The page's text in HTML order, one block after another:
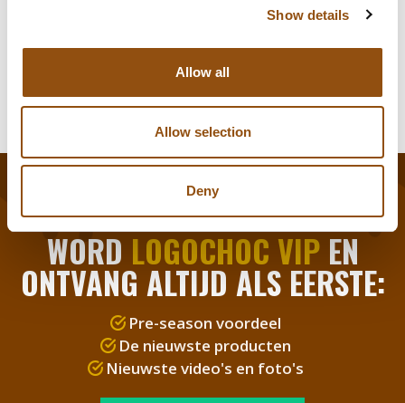
Show details
Allow all
Allow selection
Deny
WORD LOGOCHOC VIPEN
ONTVANG ALTIJD ALS EERSTE:
Pre-season voordeel
De nieuwste producten
Nieuwste video's en foto's